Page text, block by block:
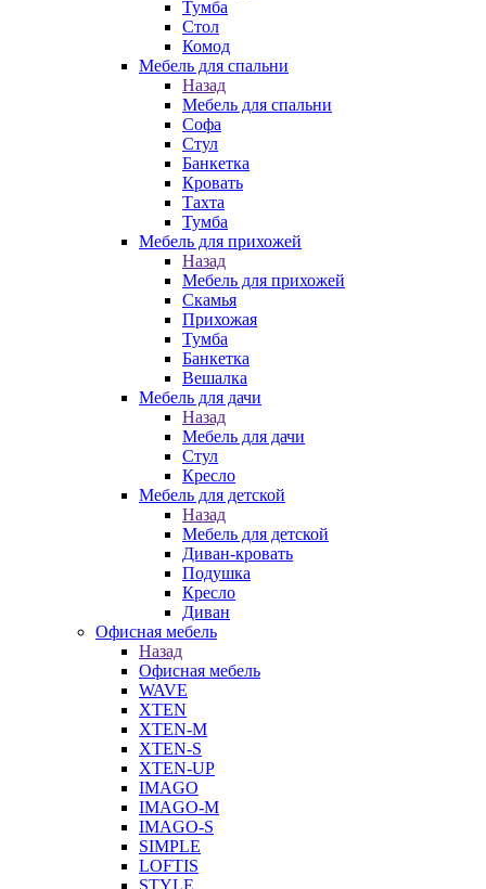
Тумба
Стол
Комод
Мебель для спальни
Назад
Мебель для спальни
Софа
Стул
Банкетка
Кровать
Тахта
Тумба
Мебель для прихожей
Назад
Мебель для прихожей
Скамья
Прихожая
Тумба
Банкетка
Вешалка
Мебель для дачи
Назад
Мебель для дачи
Стул
Кресло
Мебель для детской
Назад
Мебель для детской
Диван-кровать
Подушка
Кресло
Диван
Офисная мебель
Назад
Офисная мебель
WAVE
XTEN
XTEN-M
XTEN-S
XTEN-UP
IMAGO
IMAGO-M
IMAGO-S
SIMPLE
LOFTIS
STYLE